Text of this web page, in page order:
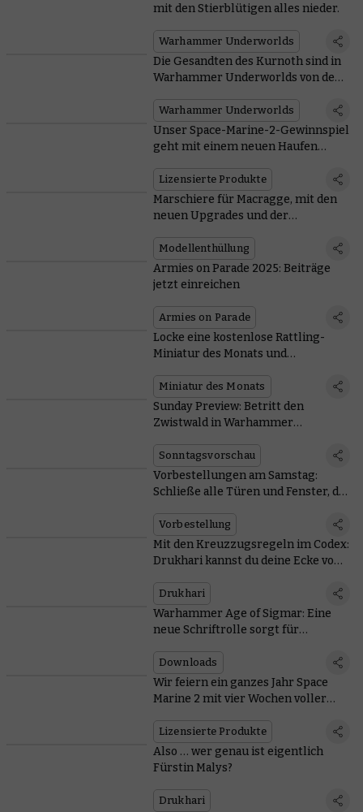
mit den Stierblütigen alles nieder.
Warhammer Underworlds
Die Gesandten des Kurnoth sind in
Warhammer Underworlds von der
Warhammer Underworlds
Unser Space-Marine-2-Gewinnspiel
geht mit einem neuen Haufen
Runde
Lizensierte Produkte
Marschiere für Macragge, mit den
neuen Upgrades und der
Ultramarines
Modellenthüllung
Armies on Parade 2025: Beiträge
jetzt einreichen
Armies on Parade
Locke eine kostenlose Rattling-
Miniatur des Monats und
hervor
Miniatur des Monats
Sunday Preview: Betritt den
Zwistwald in Warhammer
Sonntagsvorschau
Vorbestellungen am Samstag:
Schließe alle Türen und Fenster, die
Vorbestellung
Mit den Kreuzzugsregeln im Codex:
Drukhari kannst du deine Ecke von
Drukhari
Warhammer Age of Sigmar: Eine
neue Schriftrolle sorgt für
Championships of Warhammer
Downloads
Wir feiern ein ganzes Jahr Space
Marine 2 mit vier Wochen voller
Lizensierte Produkte
Also … wer genau ist eigentlich
Fürstin Malys?
Drukhari